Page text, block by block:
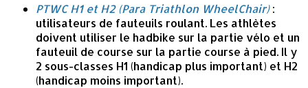
PTWC H1 et H2 (Para Triathlon WheelChair):
utilisateurs de fauteuils roulant. Les athlètes
doivent utiliser le hadbike sur la partie vélo et un
fauteuil de course sur la partie course à pied. Il y
2 sous-classes H1 (handicap plus important) et H2
(handicap moins important).